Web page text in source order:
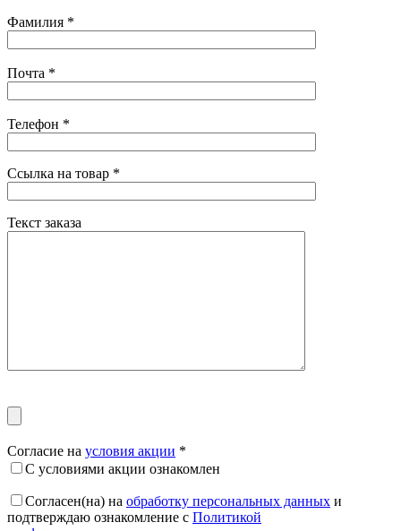
Фамилия *
Почта *
Телефон *
Ссылка на товар *
Текст заказа
Согласие на условия акции *
С условиями акции ознакомлен
Согласен(на) на обработку персональных данных и
подтверждаю ознакомление с Политикой